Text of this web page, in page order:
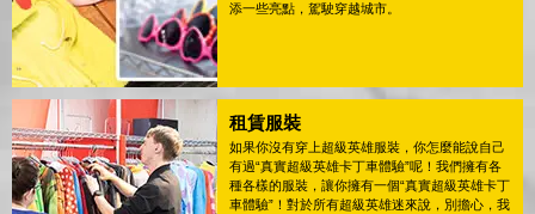
添一些亮點，駕駛穿越城市。
租賃服裝
如果你沒有穿上超級英雄服裝，你怎麼能說自己
有過“真實超級英雄卡丁車體驗”呢！我們擁有各
種各樣的服裝，讓你擁有一個“真實超級英雄卡丁
車體驗”！對於所有超級英雄迷來說，別擔心，我